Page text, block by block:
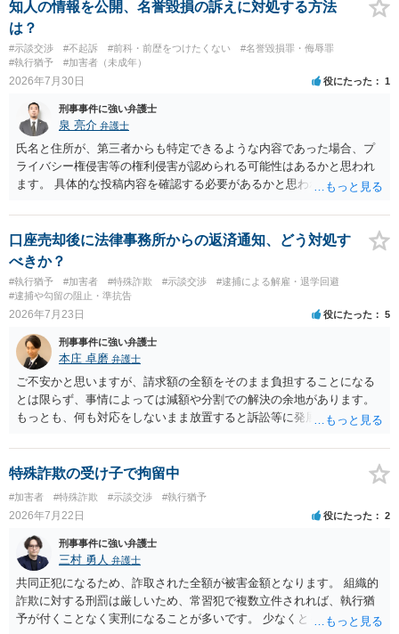
置づけられる様に思われます。 より詳細についてお聞きになりたい場
合、最寄りの法律事務所での相談を検討ください
知人の情報を公開、名誉毀損の訴えに対処する方法
は？
#示談交渉 #不起訴 #前科・前歴をつけたくない
#名誉毀損罪・侮辱罪
#執行猶予
#加害者（未成年）
2026年7月30日 役にたった 1
刑事事件に強い弁護士
泉 亮介 弁護士
氏名と住所が、第三者からも特定できるような内容であった場合、プ
ライバシー権侵害等の権利侵害が認められる可能性はあるかと思われ
ます。 具体的な投稿内容を確認する必要があるかと思われますので、
でしょう。
口座売却後に法律事務所からの返済通知、どう対処す
べきか？
#執行猶予 #加害者 #特殊詐欺 #示談交渉
#逮捕による解雇・退学回避
#逮捕や勾留の阻止・準抗告
2026年7月23日 役にたった 5
刑事事件に強い弁護士
本庄 卓磨 弁護士
ご不安かと思いますが、請求額の全額をそのまま負担することになる
とは限らず、事情によっては減額や分割での解決の余地があります。
もっとも、何も対応をしないまま放置すると訴訟等に発展してしまう
めします。
特殊詐欺の受け子で拘留中
#加害者 #特殊詐欺 #示談交渉 #執行猶予
2026年7月22日 役にたった 2
刑事事件に強い弁護士
三村 勇人 弁護士
共同正犯になるため、詐取された全額が被害金額となります。 組織的
詐欺に対する刑罰は厳しいため、常習犯で複数立件されれば、執行猶
予が付くことなく実刑になることが多いです。 少なくとも、執行猶予